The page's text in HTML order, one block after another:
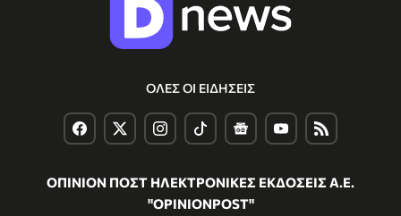
ΟΛΕΣ ΟΙ ΕΙΔΗΣΕΙΣ
ΟΠΙΝΙΟΝ ΠΟΣΤ ΗΛΕΚΤΡΟΝΙΚΕΣ ΕΚΔΟΣΕΙΣ Α.Ε.
"OPINIONPOST"